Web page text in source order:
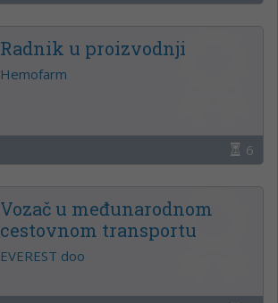
Radnik u proizvodnji
Hemofarm
6
Vozač u međunarodnom
cestovnom transportu
EVEREST doo